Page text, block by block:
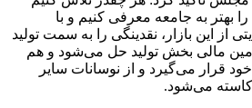
بهتر به جامعه معرفی کنیم و با
از این بازار، نقدینگی را به سمت تولید
مالی بخش تولید حل می‌شود و هم
قرار می‌گیرد و از نوسانات سایر
کاسته می‌شود.